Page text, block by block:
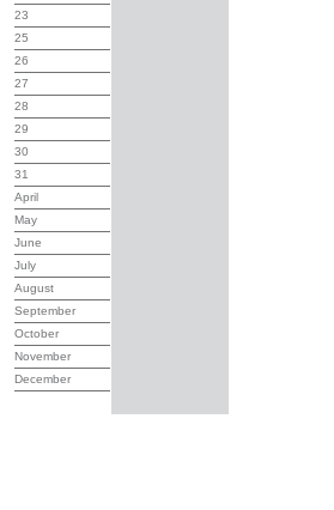
23
25
26
27
28
29
30
31
April
May
June
July
August
September
October
November
December